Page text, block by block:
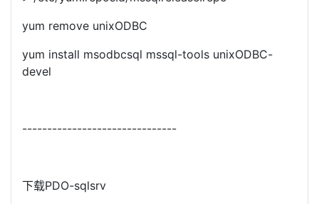
yum remove unixODBC
yum install msodbcsql mssql-tools unixODBC-
devel
-------------------------------
下载PDO-sqlsrv